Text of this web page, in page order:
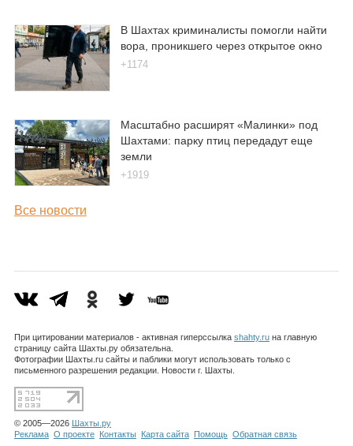
В Шахтах криминалисты помогли найти
вора, проникшего через открытое окно
+1174
Масштабно расширят «Малинки» под
Шахтами: парку птиц передадут еще
земли
+1919
Все новости
При цитировании материалов - активная гиперссылка shahty.ruна главную
страницу сайта Шахты.ру обязательна.
Фотографии Шахты.ru сайты и паблики могут использовать только с
письменного разрешения редакции. Новости г. Шахты.
© 2005—2026
Шахты.ру
Реклама О проекте Контакты Карта сайта Помощь Обратная связь